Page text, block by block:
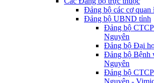
Đảng bộ các cơ quan
Đảng bộ UBND tỉnh
Đảng bộ
Nguyên
Đảng bộ Đại
Đảng bộ Bệnh
Nguyên
Đảng bộ
Nguyên -